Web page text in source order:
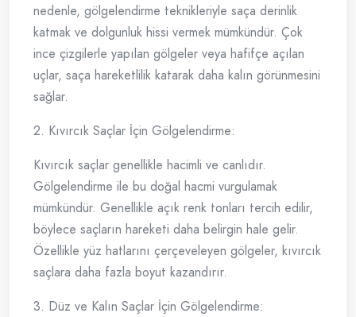
nedenle, gölgelendirme teknikleriyle saça derinlik
katmak ve dolgunluk hissi vermek mümkündür. Çok
ince çizgilerle yapılan gölgeler veya hafifçe açılan
uçlar, saça hareketlilik katarak daha kalın görünmesini
sağlar.
2. Kıvırcık Saçlar İçin Gölgelendirme:
Kıvırcık saçlar genellikle hacimli ve canlıdır.
Gölgelendirme ile bu doğal hacmi vurgulamak
mümkündür. Genellikle açık renk tonları tercih edilir,
böylece saçların hareketi daha belirgin hale gelir.
Özellikle yüz hatlarını çerçeveleyen gölgeler, kıvırcık
saçlara daha fazla boyut kazandırır.
3. Düz ve Kalın Saçlar İçin Gölgelendirme: